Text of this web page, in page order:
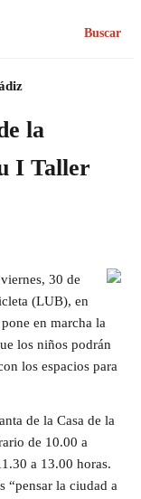
Buscar
la
I Taller
30 de
(LUB), en
en marcha la
los niños podrán
los espacios para
de la Casa de la
de 10.00 a
a 13.00 horas.
“pensar la ciudad a